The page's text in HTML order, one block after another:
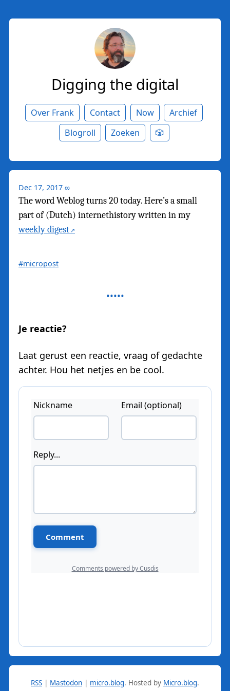
Digging the digital
Over Frank Contact Now
Archief
Blogroll
Zoeken 🎲
Dec 17, 2017 ∞
The word Weblog turns 20 today. Here’s a small
part of (Dutch) internethistory written in my
weekly digest
#micropost
Je reactie?
Laat gerust een reactie, vraag of gedachte
achter. Hou het netjes en be cool.
RSS | Mastodon | micro.blog. Hosted by Micro.blog.